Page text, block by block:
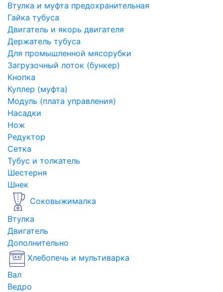
Втулка и муфта предохранительная
Гайка тубуса
Двигатель и якорь двигателя
Держатель тубуса
Для промышленной мясорубки
Загрузочный лоток (бункер)
Кнопка
Куплер (муфта)
Модуль (плата управления)
Насадки
Нож
Редуктор
Сетка
Тубус и толкатель
Шестерня
Шнек
Соковыжималка
Втулка
Двигатель
Дополнительно
Хлебопечь и мультиварка
Вал
Ведро